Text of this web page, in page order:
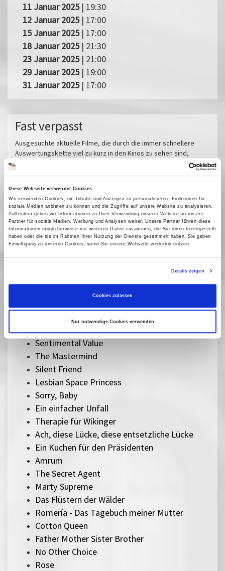
Diese Webseite verwendet Cookies
Wir verwenden Cookies, um Inhalte und Anzeigen zu personalisieren, Funktionen für
soziale Medien anbieten zu können und die Zugriffe auf unsere Website zu analysieren.
Außerdem geben wir Informationen zu Ihrer Verwendung unserer Website an unsere
Partner für soziale Medien, Werbung und Analysen weiter. Unsere Partner führen diese
Informationen möglicherweise mit weiteren Daten zusammen, die Sie ihnen bereitgestellt
haben oder die sie im Rahmen Ihrer Nutzung der Dienste gesammelt haben. Sie geben
Einwilligung zu unseren Cookies, wenn Sie unsere Webseite weiterhin nutzen.
Details zeigen
Cookies zulassen
Nur notwendige Cookies verwenden
11 Januar 2025| 19:30
12 Januar 2025| 17:00
15 Januar 2025| 17:00
18 Januar 2025| 21:30
23 Januar 2025| 21:00
29 Januar 2025| 19:00
31 Januar 2025| 17:00
Fast verpasst
Ausgesuchte aktuelle Filme, die durch die immer schnellere
Auswertungskette viel zu kurz in den Kinos zu sehen sind,
können Sie auf der großen Leinwand genießen. Bei uns sollen Sie
nichts verpassen! In der Regel laufen internationale Filme sowohl
Miroirs No. 3
Das tiefste Blau
Pfau - Bin ich echt?
Im Prinzip Familie
Im Schatten des Orangenbaums
Herz aus Eis
Das Verschwinden des Josef Mengele
Sentimental Value
The Mastermind
Silent Friend
Lesbian Space Princess
Sorry, Baby
Ein einfacher Unfall
Therapie für Wikinger
Ach, diese Lücke, diese entsetzliche Lücke
Ein Kuchen für den Präsidenten
Amrum
The Secret Agent
Marty Supreme
Das Flüstern der Wälder
Romería - Das Tagebuch meiner Mutter
Cotton Queen
Father Mother Sister Brother
No Other Choice
Rose